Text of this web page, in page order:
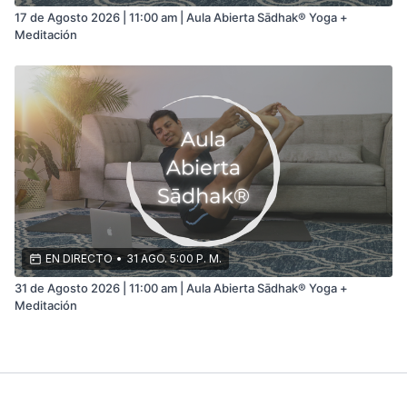
17 de Agosto 2026 | 11:00 am | Aula Abierta Sādhak® Yoga +
Meditación
EN DIRECTO • 31 AGO. 5:00 P. M.
31 de Agosto 2026 | 11:00 am | Aula Abierta Sādhak® Yoga +
Meditación